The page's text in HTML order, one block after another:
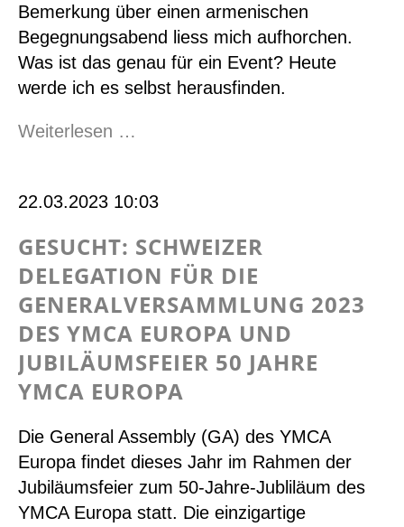
Bemerkung über einen armenischen
Begegnungsabend liess mich aufhorchen.
Was ist das genau für ein Event? Heute
werde ich es selbst herausfinden.
Weiterlesen …
Kulturen
22.03.2023 10:03
GESUCHT: SCHWEIZER
DELEGATION FÜR DIE
GENERALVERSAMMLUNG 2023
DES YMCA EUROPA UND
JUBILÄUMSFEIER 50 JAHRE
YMCA EUROPA
Die General Assembly (GA) des YMCA
Europa findet dieses Jahr im Rahmen der
Jubiläumsfeier zum 50-Jahre-Jubliläum des
YMCA Europa statt. Die einzigartige